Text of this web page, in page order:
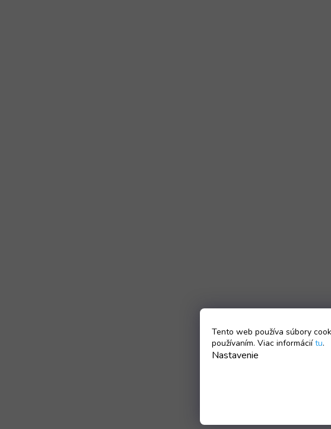
Tento web používa súbory
používaním. Viac informáciítu.
Nastavenie